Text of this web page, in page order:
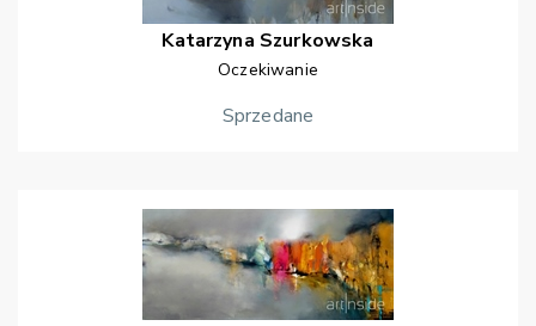
Katarzyna Szurkowska
Oczekiwanie
Sprzedane